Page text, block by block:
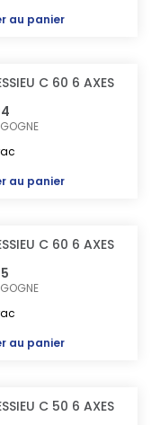
au panier
C 60 6 AXES
au panier
C 60 6 AXES
au panier
C 50 6 AXES